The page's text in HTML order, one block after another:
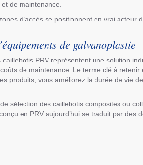
de maintenance.
d’accès se positionnent en vrai acteur
de galvanoplastie
PRV représentent une solution
de maintenance. Le terme clé à retenir
produits, vous améliorez la durée de vie
sélection des caillebotis composites ou
en PRV aujourd’hui se traduit par des